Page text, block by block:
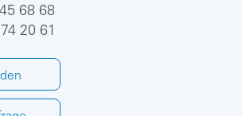
68 68
20 61